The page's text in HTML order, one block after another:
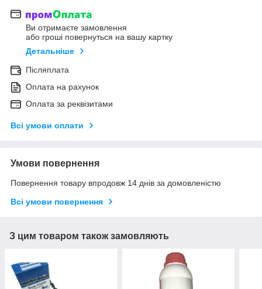
Ви отримаєте замовлення
або гроші повернуться на вашу картку
Детальніше
Післяплата
Оплата на рахунок
Оплата за реквізитами
Всі умови оплати
Умови повернення
Повернення товару впродовж 14 днів за домовленістю
Всі умови повернення
З цим товаром також замовляють